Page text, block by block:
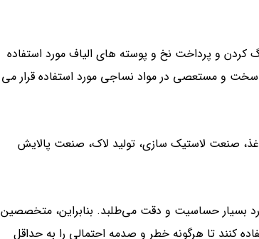
و پرداخت نخ و پوسته های الیاف مورد استفاده
و مستعصی در مواد نساجی مورد استفاده قرار می
صنعت لاستیک سازی، تولید لاک، صنعت پالایش
بسیار حساسیت و دقت می‌طلبد. بنابراین، متخصصین
کنند تا هرگونه خطر و صدمه احتمالی را به حداقل